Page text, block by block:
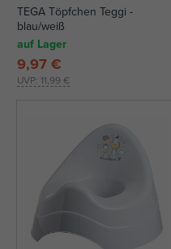
TEGA Töpfchen Teggi -
blau/weiß
auf Lager
UVP: 11,99 €
9,97 €